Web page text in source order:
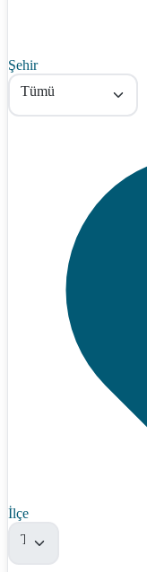
Şehir
Tümü
İlçe
Tümü